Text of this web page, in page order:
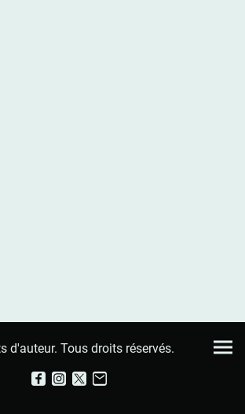
d'auteur. Tous droits réservés.